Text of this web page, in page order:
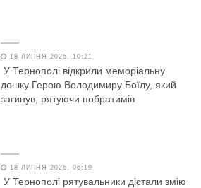
18 ЛИПНЯ 2026, 10:21
У Тернополі відкрили меморіальну
дошку Герою Володимиру Боїлу, який
загинув, рятуючи побратимів
18 ЛИПНЯ 2026, 06:19
У Тернополі рятувальники дістали змію